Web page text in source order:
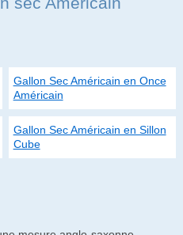
Gallon Sec Américain en Once
Américain
Gallon Sec Américain en Sillon
Cube